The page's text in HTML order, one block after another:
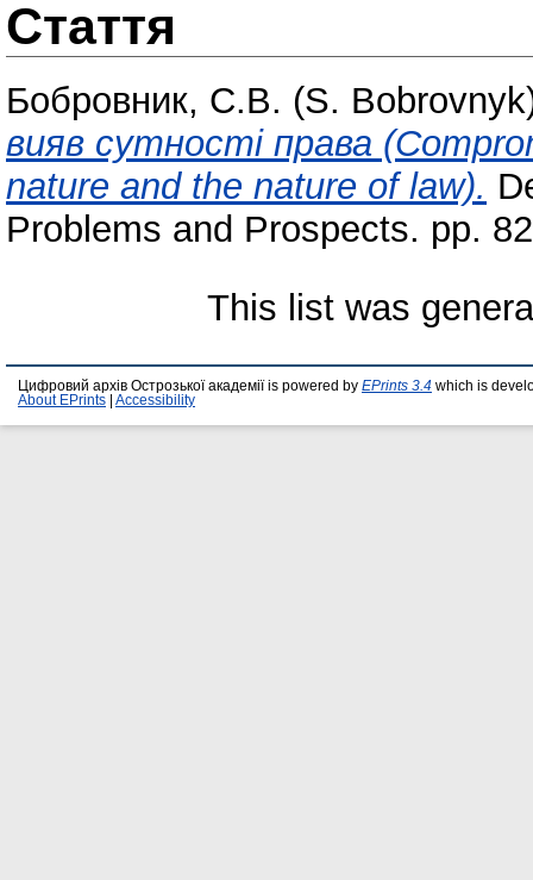
Стаття
Бобровник, С.В. (S.
вияв сутності права
nature and the nature of law).
Problems and Prospects. pp.
This list was
Цифровий архів Острозької академії is powered by EPrints 3.4 which is
About EPrints
Accessibility